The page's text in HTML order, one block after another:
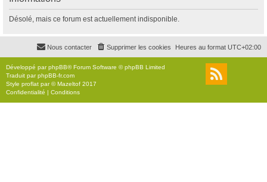
r
c
r
Désolé, mais ce forum est actuellement indisponible.
Heures au format UTC+02:00
Supprimer les cookies
Nous contacter
Développé parphpBB® Forum Software © phpBB Limited
Traduit parphpBB-fr.com
Style proflat par ©Mazeltof 2017
Confidentialité | Conditions